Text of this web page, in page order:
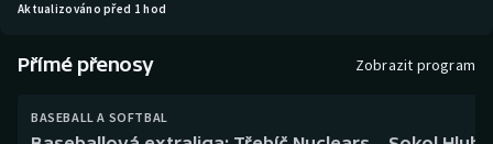
Curling
Aktualizováno před 1 hod
Přímé přenosy Zobrazit program
BASEBALL A SOFTBAL